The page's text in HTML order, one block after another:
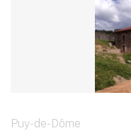
Puy-de-Dôme